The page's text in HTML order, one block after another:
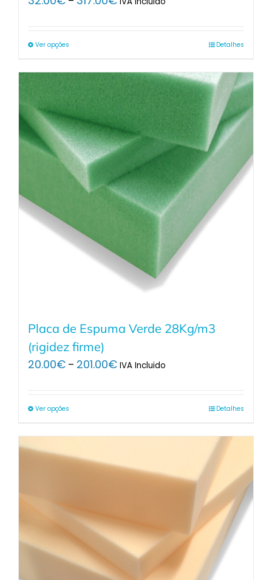
Ver opções Detalhes
Placa de Espuma Verde 28Kg/m3
(rigidez firme)
20.00€ – 201.00€Price
IVA Incluido
Ver opções Detalhes